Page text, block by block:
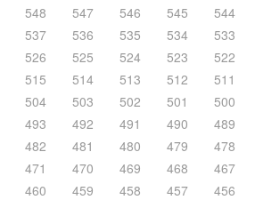
548 547 546 545 544
537 536 535 534 533
526 525 524 523 522
515 514 513 512 511
504 503 502 501 500
493 492 491 490 489
482 481 480 479 478
471 470 469 468 467
460 459 458 457 456